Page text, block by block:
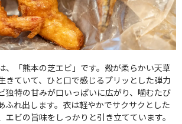
、「熊本の芝エビ」です。殻が柔らかい天草
きていて、ひと口で感じるプリッとした弾力
独特の甘みが口いっぱいに広がり、噛むたび
ふれ出します。衣は軽やかでサクサクとした
エビの旨味をしっかりと引き立てています。